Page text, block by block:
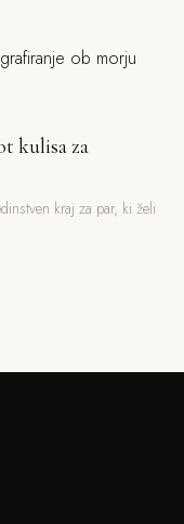
kulisa za
kraj za par, ki želi